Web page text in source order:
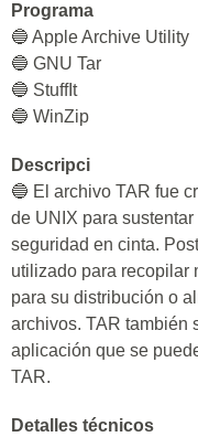
Programa
🔵 Apple Archive Utility
🔵 GNU Tar
🔵 StuffIt
🔵 WinZip
Descripci
🔵 El archivo TAR fue
de UNIX para
seguridad en cinta.
utilizado para recopilar
para su distribución o
archivos. TAR también
aplicación que se
TAR.
Detalles técnicos